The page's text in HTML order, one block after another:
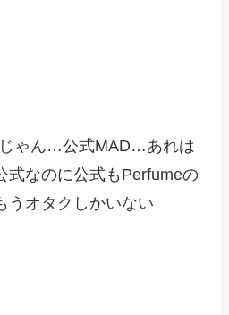
ゃん…公式MAD…あれは
なのに公式もPerfumeの
うオタクしかいない